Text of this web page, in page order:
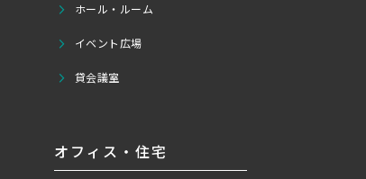
ホール・ルーム
イベント広場
貸会議室
オフィス・住宅